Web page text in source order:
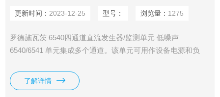
更新时间： 2023-12-25 型号： 浏览量： 1275
罗德施瓦茨 6540四通道直流发生器/监测单元 低噪声
6540/6541 单元集成多个通道。该单元可用作设备电源和负
单元中实现扫描操作和同步操作。
了解详情